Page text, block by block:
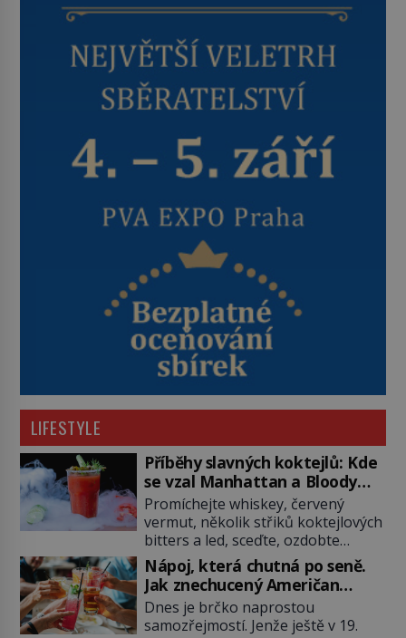
LIFESTYLE
Příběhy slavných koktejlů: Kde
se vzal Manhattan a Bloody
Mary?
Promíchejte whiskey, červený
vermut, několik střiků koktejlových
bitters a led, sceďte, ozdobte
koktejlovou třešinkou a tadá…
Manhattan je tu! A pokud to má být
skutečně on, dejte si pozor, ať
místo klasické americké rye
whiskey či klidně bourbonu
Nápoj, která chutná po seně.
Jak znechucený Američan
vymyslel brčko
Dnes je brčko naprostou
samozřejmostí. Jenže ještě v 19.